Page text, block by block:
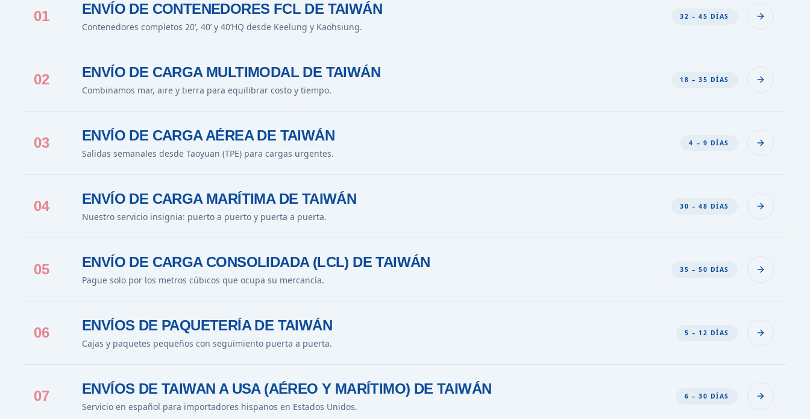
01 ENVÍO DE CONTENEDORES FCL DE TAIWÁN
Contenedores completos 20’, 40’ y 40’HQ desde Keelung y Kaohsiung.
32 – 45 DÍAS
02 ENVÍO DE CARGA MULTIMODAL DE TAIWÁN
Combinamos mar, aire y tierra para equilibrar costo y tiempo.
18 – 35 DÍAS
03 ENVÍO DE CARGA AÉREA DE TAIWÁN
Salidas semanales desde Taoyuan (TPE) para cargas urgentes.
4 – 9 DÍAS
04 ENVÍO DE CARGA MARÍTIMA DE TAIWÁN
Nuestro servicio insignia: puerto a puerto y puerta a puerta.
30 – 48 DÍAS
05 ENVÍO DE CARGA CONSOLIDADA (LCL) DE TAIWÁN
Pague solo por los metros cúbicos que ocupa su mercancía.
35 – 50 DÍAS
06 ENVÍOS DE PAQUETERÍA DE TAIWÁN
Cajas y paquetes pequeños con seguimiento puerta a puerta.
5 – 12 DÍAS
07 ENVÍOS DE TAIWAN A USA (AÉREO Y MARÍTIMO) DE TAIWÁN
Servicio en español para importadores hispanos en Estados Unidos.
6 – 30 DÍAS